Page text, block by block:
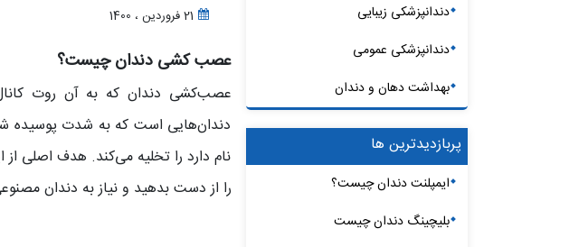
21 فروردین ، 1400
عصب‌ کشی دندان چیست؟
دندان‌هایی است که به شدت پوسیده
نام دارد را تخلیه می‌کند. هدف اصلی
را از دست بدهید و نیاز به دندان
دندانپزشکی زیبایی
دندانپزشکی عمومی
بهداشت دهان و دندان
پربازدیدترین ها
ایمپلنت دندان چیست؟
بلیچینگ دندان چیست